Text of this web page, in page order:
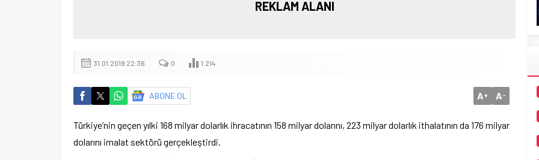
REKLAM ALANI
31.01.2019 22:36 0 1.214
ABONE OL A+ A-
Türkiye’nin geçen yılki 168 milyar dolarlık ihracatının 158 milyar dolarını, 223 milyar dolarlık ithalatının da 176 milyar
dolarını imalat sektörü gerçekleştirdi.